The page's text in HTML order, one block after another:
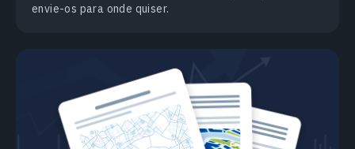
envie-os para onde quiser.